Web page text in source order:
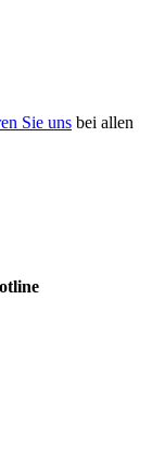
Sie uns bei allen